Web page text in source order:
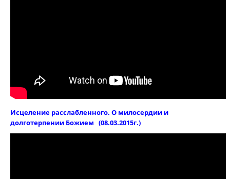
Исцеление расслабленного. О милосердии и
долготерпении Божием (08.03.2015г.)